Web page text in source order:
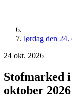
lørdag den
24 okt. 2026
Stofmarked
oktober